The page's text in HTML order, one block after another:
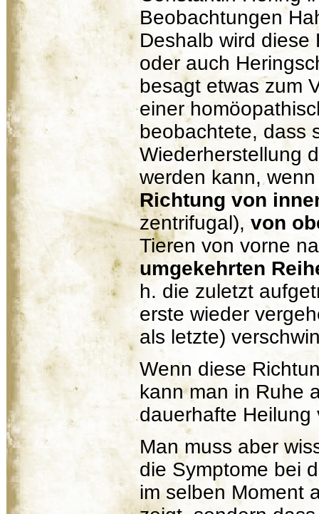
Beobachtungen
Deshalb wird diese
oder auch
besagt etwas zum
einer
beobachtete, dass
Wiederherstellung
werden kann,
Richtung von
zentrifugal), von
Tieren von vorne
umgekehrten
h. die zuletzt
erste wieder
als letzte)
Wenn diese
kann man in Ruhe
dauerhafte Heilung
Man muss aber
die Symptome bei
im selben Moment